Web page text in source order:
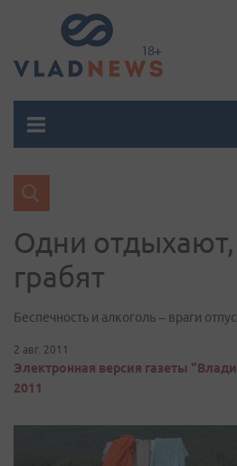
Одни отдыхают,
грабят
Беспечность и алкоголь – враги
2 авг. 2011
Электронная версия газеты
2011